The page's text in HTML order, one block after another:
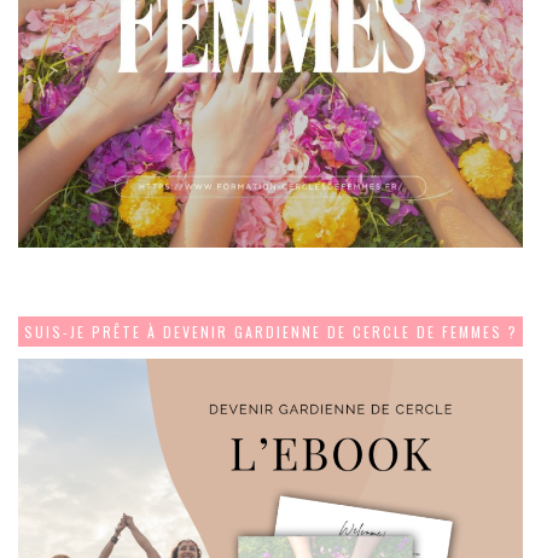
SUIS-JE PRÊTE À DEVENIR GARDIENNE DE CERCLE DE FEMMES ?